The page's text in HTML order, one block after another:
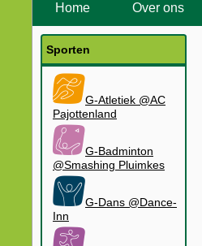
Home Over ons
Sporten
G-Atletiek @AC
Pajottenland
G-Badminton
@Smashing Pluimkes
G-Dans @Dance-
Inn